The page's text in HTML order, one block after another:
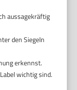
aussagekräftig
den Siegeln
erkennst.
wichtig sind.